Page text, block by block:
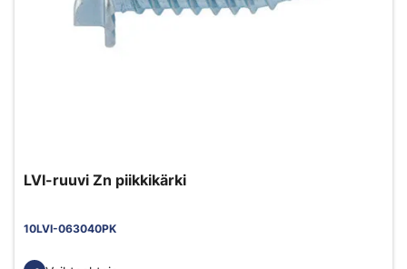
LVI-ruuvi Zn piikkikärki
10LVI-063040PK